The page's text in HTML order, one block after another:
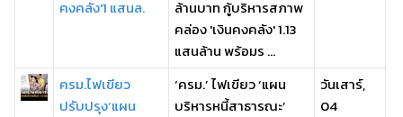
คงคลัง'1 แสนล.
ล้านบาท กู้บริหารสภาพ
คล่อง 'เงินคงคลัง' 1.13
แสนล้าน พร้อมร ...
ครม.ไฟเขียว
ปรับปรุง‘แผน
‘ครม.’ ไฟเขียว ‘แผน
บริหารหนี้สาธารณะ’
วันเสาร์,
04